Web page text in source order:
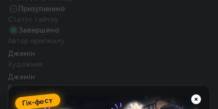
Призупинено
Статус тайтлу
Завершено
Автор оригіналу
Джемін
Художник
Джемін
Рік випуску
2022Гік-фест